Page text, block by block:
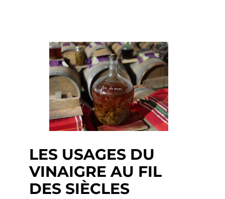
LES USAGES DU
VINAIGRE AU FIL
DES SIÈCLES